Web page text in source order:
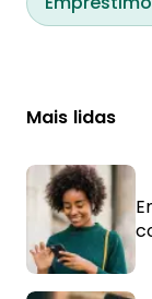
Mais lidas